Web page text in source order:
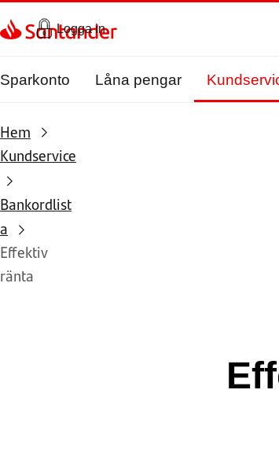
Gå direkt till textinnehål
Logga in
Sparkonto Låna pengar
Hem
Kundservice
Bankordlist
a
Effektiv
ränta